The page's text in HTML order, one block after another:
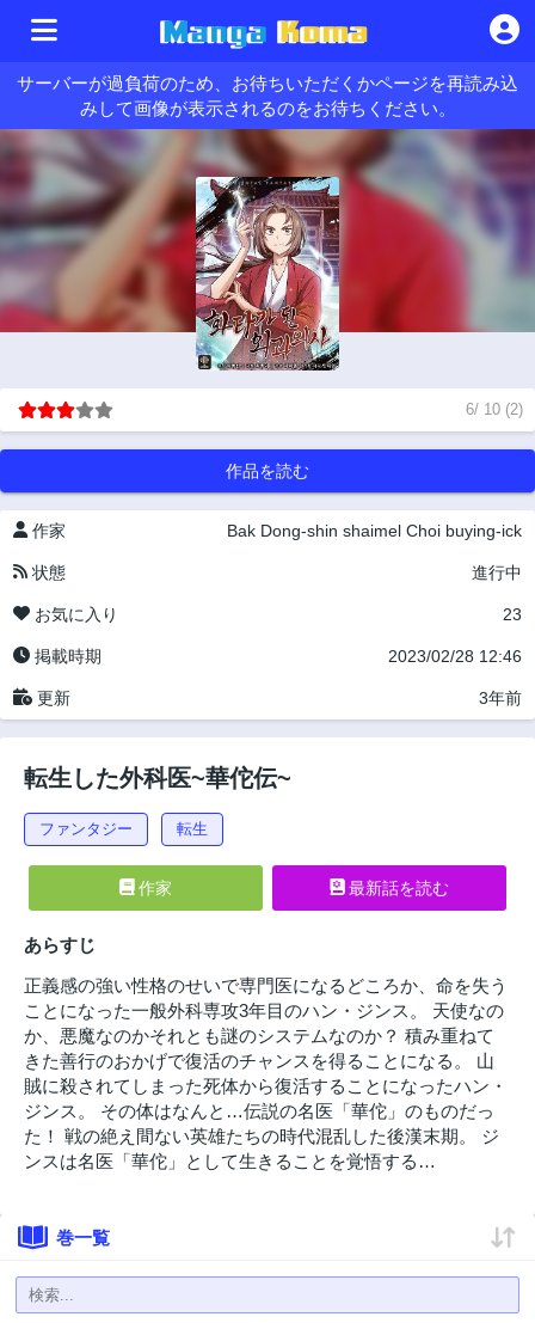
サーバーが過負荷のため、お待ちいただくかページを再読み込
みして画像が表示されるのをお待ちください。
6/ 10 (2)
作品を読む
作家 Bak Dong-shin shaimel Choi buying-ick
状態 進行中
お気に入り 23
掲載時期 2023/02/28 12:46
更新 3年前
転生した外科医~華佗伝~
ファンタジー 転生
作家 最新話を読む
あらすじ
正義感の強い性格のせいで専門医になるどころか、命を失う
ことになった一般外科専攻3年目のハン・ジンス。 天使なの
か、悪魔なのかそれとも謎のシステムなのか？ 積み重ねて
きた善行のおかげで復活のチャンスを得ることになる。 山
賊に殺されてしまった死体から復活することになったハン・
ジンス。 その体はなんと…伝説の名医「華佗」のものだっ
た！ 戦の絶え間ない英雄たちの時代混乱した後漢末期。 ジ
ンスは名医「華佗」として生きることを覚悟する…
巻一覧